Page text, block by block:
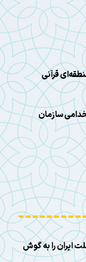
سازمان
ایران را به گوش